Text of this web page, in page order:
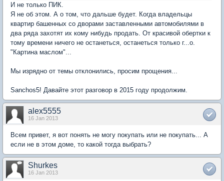
И не только ПИК.
Я не об этом. А о том, что дальше будет. Когда владельцы
квартир башенных со дворами заставленными автомобилями в
два ряда захотят их кому нибудь продать. От красивой обертки к
тому времени ничего не останеться, останеться только г...о.
"Картина маслом"...
Мы изрядно от темы отклонились, просим прощения...
Sanchos5! Давайте этот разговор в 2015 году продолжим.
alex5555
16 Jan 2013
Всем привет, я вот понять не могу покупать или не покупать... А
если не в этом доме, то какой тогда выбрать?
Shurkes
16 Jan 2013